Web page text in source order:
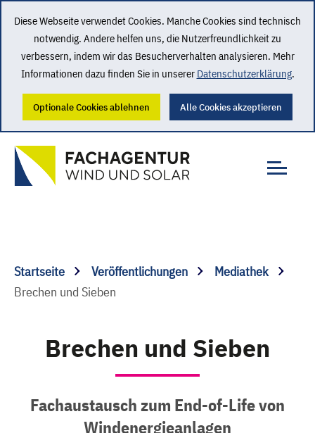
Diese Webseite verwendet Cookies. Manche Cookies sind technisch
notwendig. Andere helfen uns, die Nutzerfreundlichkeit zu
verbessern, indem wir das Besucherverhalten analysieren. Mehr
Informationen dazu finden Sie in unserer Datenschutzerklärung.
Optionale Cookies ablehnen Alle Cookies akzeptieren
Startseite Veröffentlichungen
Mediathek
Brechen und Sieben
Brechen und Sieben
Fachaustausch zum End-of-Life von
Windenergieanlagen